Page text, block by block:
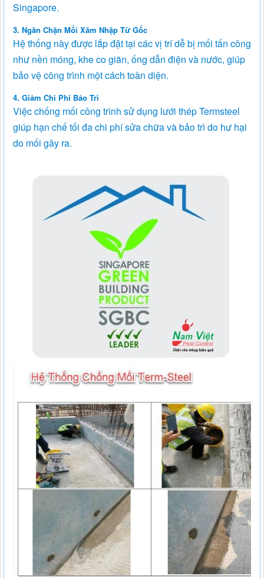
Singapore.
3. Ngăn Chặn Mối Xâm Nhập Từ Gốc
Hệ thống này được lắp đặt tại các vị trí dễ bị mối tấn công
như nền móng, khe co giãn, ống dẫn điện và nước, giúp
bảo vệ công trình một cách toàn diện.
4. Giảm Chi Phí Bảo Trì
Việc chống mối công trình sử dụng lưới thép Termsteel
giúp hạn chế tối đa chi phí sửa chữa và bảo trì do hư hại
do mối gây ra.